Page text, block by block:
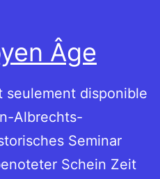
Âge
seulement disponible
Albrechts-
Seminar
Schein Zeit